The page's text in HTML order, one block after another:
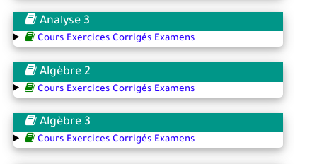
Analyse 3
Cours Exercices Corrigés Examens
Algèbre 2
Cours Exercices Corrigés Examens
Algèbre 3
Cours Exercices Corrigés Examens